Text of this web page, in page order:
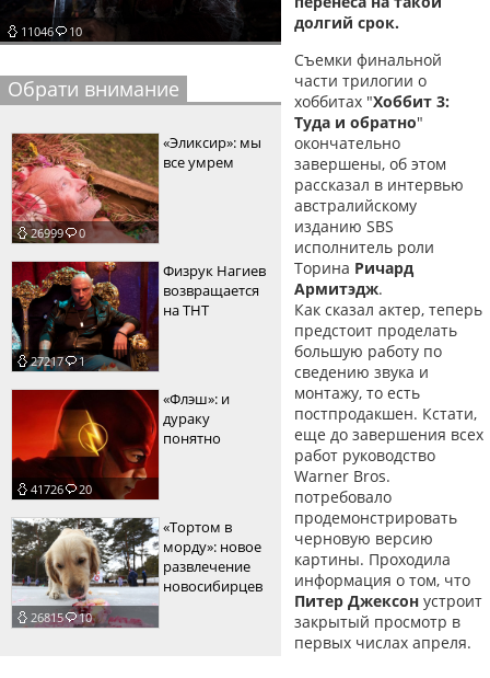
пїЅпїЅпїЅ
пїЅпїЅпїЅпїЅпїЅпїЅпїЅпїЅпїЅпїЅпїЅ
пїЅпїЅпїЅ
пїЅпїЅпїЅпїЅпїЅпїЅпїЅпїЅпїЅ
пїЅпїЅпїЅ пїЅпїЅпїЅпїЅпїЅ
пїЅпїЅпїЅ пїЅпїЅпїЅпїЅпїЅпїЅ
пїЅпїЅпїЅпїЅпїЅ
пїЅпїЅпїЅпїЅпїЅпїЅпїЅпїЅпїЅпїЅ
пїЅпїЅпїЅпїЅпїЅпїЅпїЅпїЅпїЅпїЅ
11046 10
Обрати внимание
26999 0
«Эликсир»: мы
все умрем
27217 1
Физрук Нагиев
возвращается
на ТНТ
41726 20
«Флэш»: и
дураку
понятно
26815 10
«Тортом в
морду»: новое
развлечение
новосибирцев
долгий срок.
Съемки финальной
части трилогии о
хоббитах "Хоббит 3:
Туда и обратно"
окончательно
завершены, об этом
рассказал в интервью
австралийскому
изданию SBS
исполнитель роли
Торина Ричард
Армитэдж.
Как сказал актер, теперь
предстоит проделать
большую работу по
сведению звука и
монтажу, то есть
постпродакшен. Кстати,
еще до завершения всех
работ руководство
Warner Bros.
потребовало
продемонстрировать
черновую версию
картины. Проходила
информация о том, что
Питер Джексон устроит
закрытый просмотр в
первых числах апреля.